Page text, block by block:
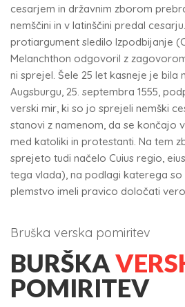
cesarjem in državnim zborom
nemščini in v latinščini predal
protiargument sledilo Izpodbijanje
Melanchthon odgovoril z
ni sprejel. Šele 25 let kasneje je bila
Augsburgu, 25. septembra 1555,
verski mir, ki so jo sprejeli nemški
stanovi z namenom, da se končajo
med katoliki in protestanti. Na tem
sprejeto tudi načelo Cuius regio,
tega vlada), na podlagi katerega so
plemstvo imeli pravico določati
Bruška verska pomiritev
BURŠKA
POMIRITEV